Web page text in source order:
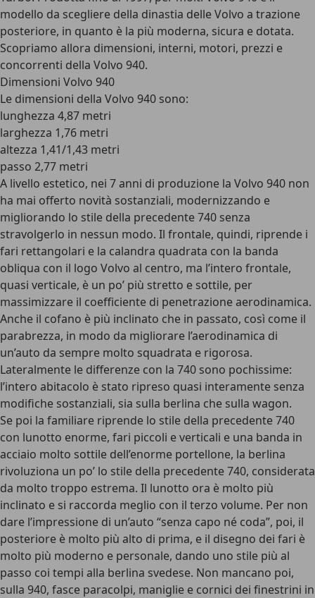
modello da scegliere della dinastia delle Volvo a trazione
posteriore, in quanto è la più moderna, sicura e dotata.
Scopriamo allora dimensioni, interni, motori, prezzi e
concorrenti della Volvo 940.
Dimensioni Volvo 940
Le dimensioni della Volvo 940 sono:
lunghezza 4,87 metri
larghezza 1,76 metri
altezza 1,41/1,43 metri
passo 2,77 metri
A livello estetico, nei 7 anni di produzione la Volvo 940 non
ha mai offerto novità sostanziali, modernizzando e
migliorando lo stile della precedente 740 senza
stravolgerlo in nessun modo. Il frontale, quindi, riprende i
fari rettangolari e la calandra quadrata con la banda
obliqua con il logo Volvo al centro, ma l’intero frontale,
quasi verticale, è un po’ più stretto e sottile, per
massimizzare il coefficiente di penetrazione aerodinamica.
Anche il cofano è più inclinato che in passato, così come il
parabrezza, in modo da migliorare l’aerodinamica di
un’auto da sempre molto squadrata e rigorosa.
Lateralmente le differenze con la 740 sono pochissime:
l’intero abitacolo è stato ripreso quasi interamente senza
modifiche sostanziali, sia sulla berlina che sulla wagon.
Se poi la familiare riprende lo stile della precedente 740
con lunotto enorme, fari piccoli e verticali e una banda in
acciaio molto sottile dell’enorme portellone, la berlina
rivoluziona un po’ lo stile della precedente 740, considerata
da molto troppo estrema. Il lunotto ora è molto più
inclinato e si raccorda meglio con il terzo volume. Per non
dare l’impressione di un’auto “senza capo né coda”, poi, il
posteriore è molto più alto di prima, e il disegno dei fari è
molto più moderno e personale, dando uno stile più al
passo coi tempi alla berlina svedese. Non mancano poi,
sulla 940, fasce paracolpi, maniglie e cornici dei finestrini in